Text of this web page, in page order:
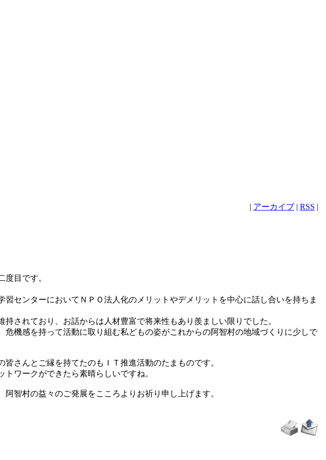
| アーカイブ | RSS |
目です。
センターにおいてＮＰＯ法人化のメリットやデメリットを中心に話し合いを持ちま
されており、お話からは人材豊富で将来性もあり羨ましい限りでした。
機感を持って活動に取り組む私どもの姿がこれからの阿智村の地域づくりに少しで
さんとご縁を持てたのもＩＴ推進活動のたまものです。
ワークができたら素晴らしいですね。
智村の益々のご発展をこころよりお祈り申し上げます。